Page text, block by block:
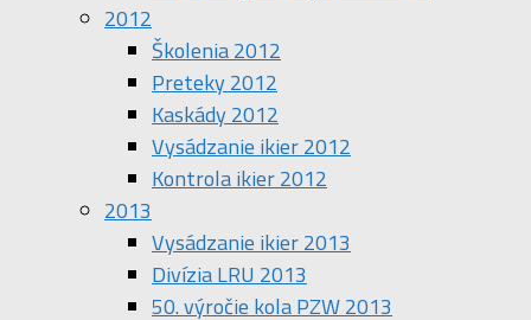
2012
Školenia 2012
Preteky 2012
Kaskády 2012
Vysádzanie ikier 2012
Kontrola ikier 2012
2013
Vysádzanie ikier 2013
Divízia LRU 2013
50. výročie kola PZW 2013